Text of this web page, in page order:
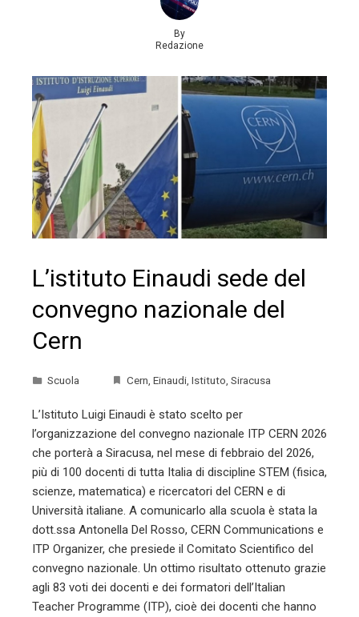
By
Redazione
L’istituto Einaudi sede del
convegno nazionale del
Cern
Scuola Cern Einaudi Istituto Siracusa
L’Istituto Luigi Einaudi è stato scelto per
l’organizzazione del convegno nazionale ITP CERN 2026
che porterà a Siracusa, nel mese di febbraio del 2026,
più di 100 docenti di tutta Italia di discipline STEM (fisica,
scienze, matematica) e ricercatori del CERN e di
Università italiane. A comunicarlo alla scuola è stata la
dott.ssa Antonella Del Rosso, CERN Communications e
ITP Organizer, che presiede il Comitato Scientifico del
convegno nazionale. Un ottimo risultato ottenuto grazie
agli 83 voti dei docenti e dei formatori dell’Italian
Teacher Programme (ITP), cioè dei docenti che hanno